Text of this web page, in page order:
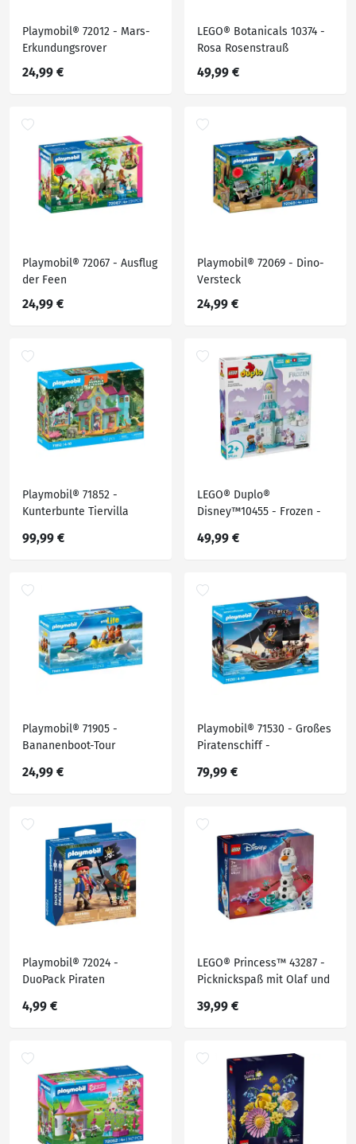
Playmobil® 72012 - Mars-
Erkundungsrover
24,99 €
LEGO® Botanicals 10374 -
Rosa Rosenstrauß
49,99 €
Playmobil® 72067 - Ausflug
der Feen
24,99 €
Playmobil® 72069 - Dino-
Versteck
24,99 €
Playmobil® 71852 -
Kunterbunte Tiervilla
99,99 €
LEGO® Duplo®
Disney™10455 - Frozen -
Eispalast
49,99 €
Playmobil® 71905 -
Bananenboot-Tour
24,99 €
Playmobil® 71530 - Großes
Piratenschiff -
79,99 €
Playmobil® 72024 -
DuoPack Piraten
4,99 €
LEGO® Princess™ 43287 -
Picknickspaß mit Olaf und
39,99 €